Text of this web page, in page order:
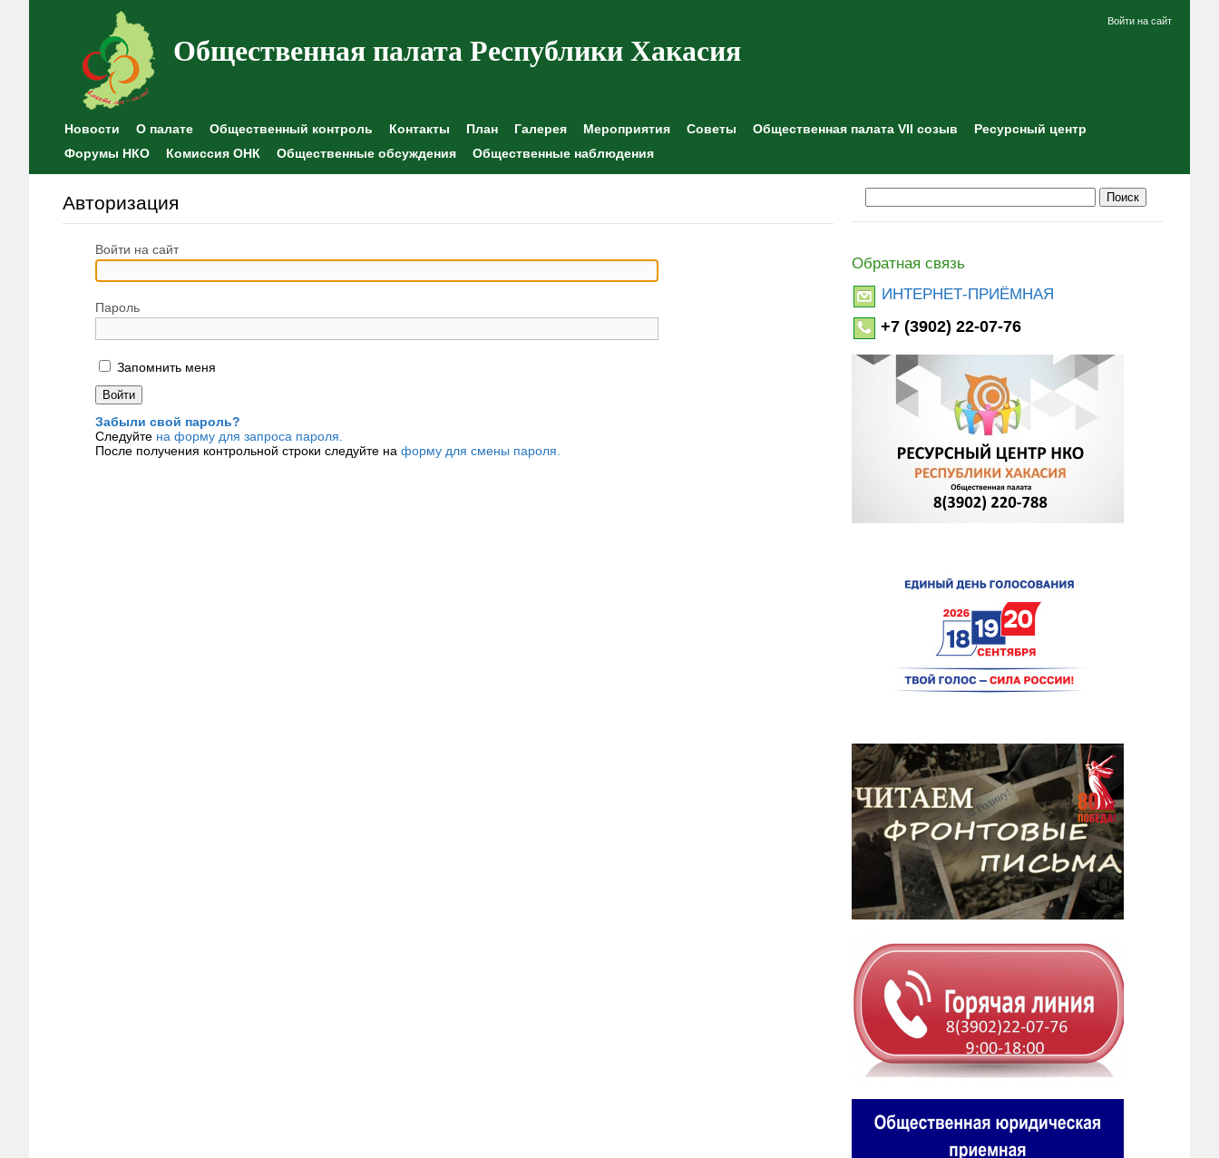
Общественная палата Республики Хакасия
Войти на сайт
Новости О палате Общественный контроль Контакты План Галерея Мероприятия Советы Общественная палата VII созыв
Ресурсный центр
Форумы НКО
Комиссия ОНК Общественные обсуждения Общественные наблюдения
Авторизация
Войти на сайт
Пароль
Запомнить меня
Забыли свой пароль?
Следуйте на форму для запроса пароля.
После получения контрольной строки следуйте на форму для смены пароля.
Обратная связь
ИНТЕРНЕТ-ПРИЁМНАЯ
+7 (3902) 22-07-76